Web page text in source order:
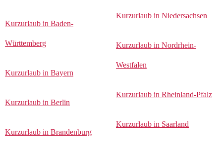
Kurzurlaub in Baden-
Württemberg
Kurzurlaub in Bayern
Kurzurlaub in Berlin
Kurzurlaub in Brandenburg
Kurzurlaub in Niedersachsen
Kurzurlaub in Nordrhein-
Westfalen
Kurzurlaub in Rheinland-Pfalz
Kurzurlaub in Saarland